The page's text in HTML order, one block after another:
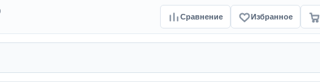
Сравнение Избранное